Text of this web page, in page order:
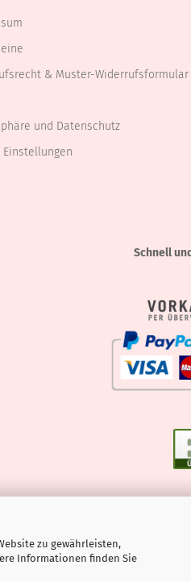
zu gewährleisten,
Informationen finden Sie
& Muster-Widerrufsformular
und Datenschutz
Einstellungen
Schnell
© 2026